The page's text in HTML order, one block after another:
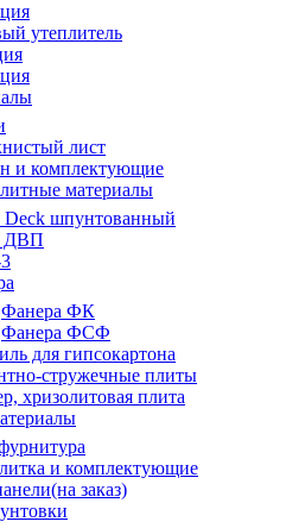
утеплитель
лист
и комплектующие
материалы
Deck шпунтованный
ДВП
Фанера ФК
Фанера ФСФ
для гипсокартона
стружечные плиты
хризолитовая плита
и комплектующие
заказ)